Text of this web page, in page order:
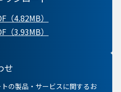
（4.82MB）
（3.93MB）
せ
の製品・サービスに関するお